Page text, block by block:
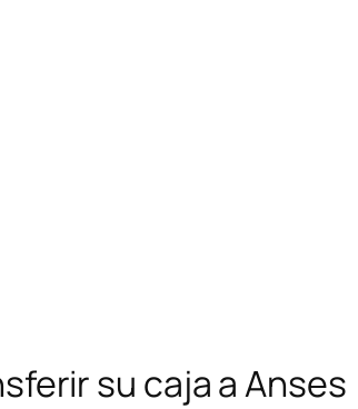
su caja a Anses